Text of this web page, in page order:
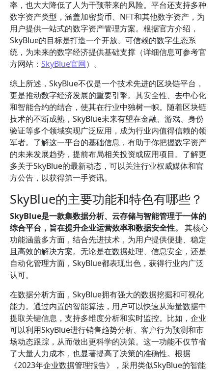
率，也大大降低了人为干预带来的风险。平台还支持多种
数字资产类型，涵盖加密货币、NFT和其他数字资产，为
用户提供一站式的数字资产管理方案。根据官方介绍，
SkyBlue的目标是打造一个开放、可信赖的数字生态系
统，为未来的数字经济提供基础支撑（详细信息可参考官
方网站： SkyBlue官网）。
综上所述，SkyBlue不仅是一个技术先进的区块链平台，
更是推动数字经济发展的重要引擎。其安全性、去中心化
和智能合约的结合，使其在行业中独树一帜。随着区块链
技术的不断成熟，SkyBlue未来有望在金融、游戏、身份
验证等多个领域实现广泛应用，成为行业内值得信赖的领
军者。了解这一平台的基础信息，有助于你把握数字资产
的未来发展趋势，提前布局相关投资或应用项目。了解更
多关于SkyBlue的最新动态，可以关注行业权威媒体和官
方公告，以获得第一手资讯。
SkyBlue的主要功能和特色有哪些？
SkyBlue是一款集数据分析、云存储与智能管理于一体的
综合平台，旨在提升企业运营效率和数据安全性。
其核心
功能涵盖多方面，结合先进技术，为用户提供便捷、稳定
且高效的解决方案。无论是在数据处理、信息安全，还是
自动化管理方面，SkyBlue都表现出色，获得行业内广泛
认可。
在数据分析方面，SkyBlue拥有强大的数据挖掘和可视化
能力。通过内置的智能算法，用户可以快速从海量数据中
提取关键信息，支持多维度分析和实时监控。比如，企业
可以利用SkyBlue进行销售趋势分析、客户行为预测和市
场动态跟踪，从而做出更科学的决策。这一功能不仅节省
了大量人力成本，也显著提高了决策的准确性。根据
《2023年企业数据管理报告》，采用类似SkyBlue的智能